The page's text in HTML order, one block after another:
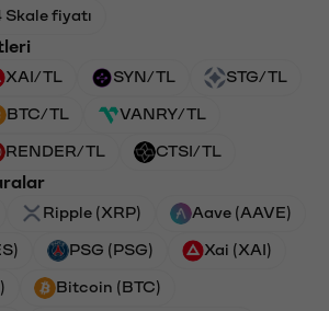
Skale fiyatı
XAI/TL SYN/TL STG/TL
BTC/TL VANRY/TL
RENDER/TL CTSI/TL
Ripple (XRP) Aave (AAVE)
PSG (PSG) Xai (XAI)
Bitcoin (BTC)